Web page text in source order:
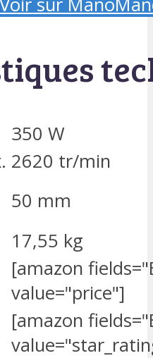
350 W
2620 tr/min
50 mm
17,55 kg
[amazon
value="price"]
[amazon